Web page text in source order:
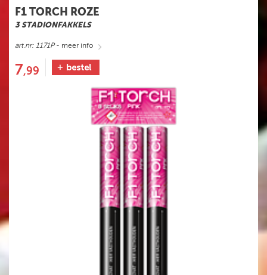
F1 TORCH ROZE
3 STADIONFAKKELS
art.nr: 1171P- meer info
7,99